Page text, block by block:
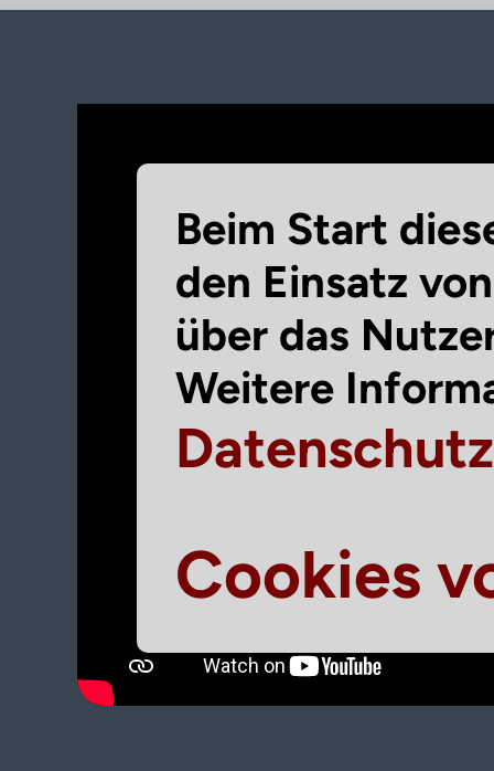
Beim Start
den Einsatz
über das
Weitere
Cookies